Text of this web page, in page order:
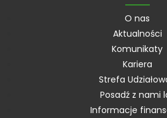
O nas
Aktualności
Komunikaty
Kariera
Strefa
Posadź z nami
Informacje